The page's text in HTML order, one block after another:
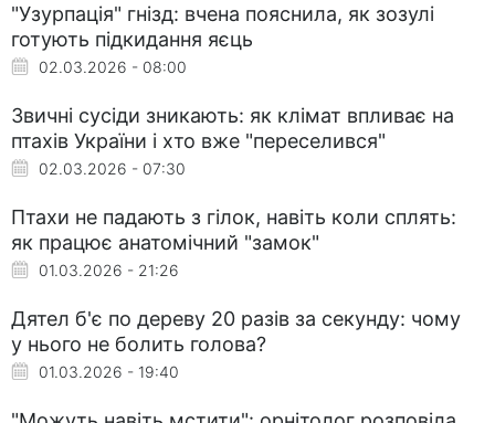
"Узурпація" гнізд: вчена пояснила, як зозулі
готують підкидання яєць
02.03.2026 - 08:00
Звичні сусіди зникають: як клімат впливає на
птахів України і хто вже "переселився"
02.03.2026 - 07:30
Птахи не падають з гілок, навіть коли сплять:
як працює анатомічний "замок"
01.03.2026 - 21:26
Дятел б'є по дереву 20 разів за секунду: чому
у нього не болить голова?
01.03.2026 - 19:40